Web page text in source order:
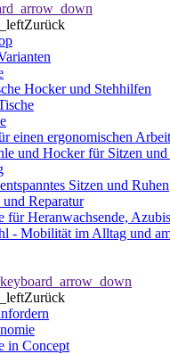
Zurück
Hocker und Stehhilfen
einen ergonomischen
und Hocker für Sitzen
Sitzen und Ruhen
und Reparatur
für Heranwachsende,
- Mobilität im Alltag und
keyboard_arrow_down
Zurück
in Concept